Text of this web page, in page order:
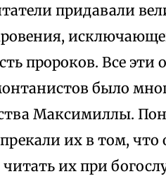
придавали
пророков. Все эти
было
Максимиллы.
их в том, что
их при